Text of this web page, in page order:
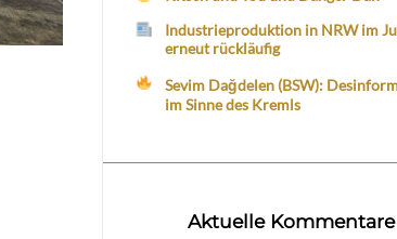
Industrieproduktion in NRW im
erneut rückläufig
Sevim Dağdelen (BSW):
im Sinne des Kremls
Aktuelle Kommentare